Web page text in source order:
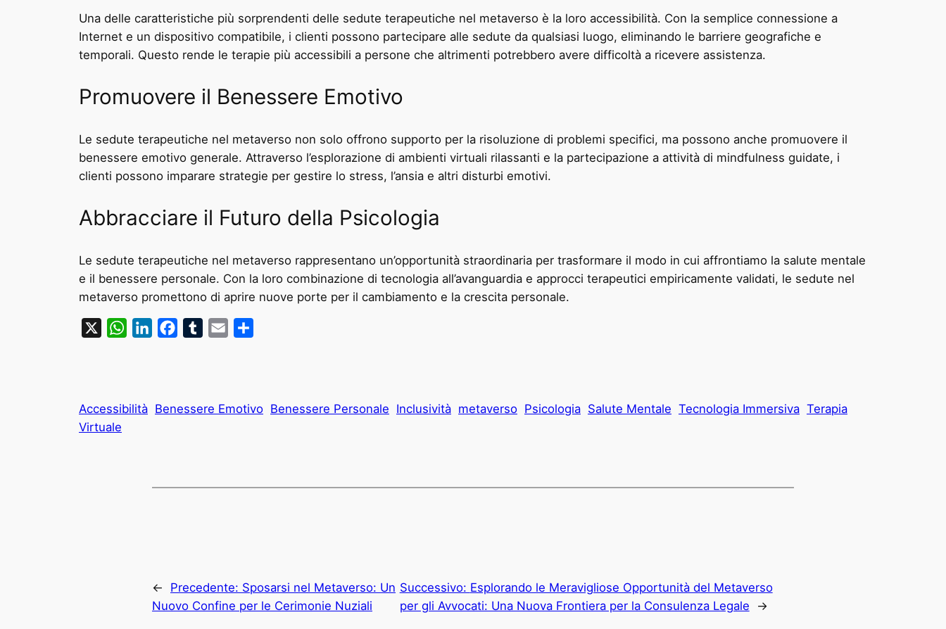
Una delle caratteristiche più sorprendenti delle sedute terapeutiche nel metaverso è la loro accessibilità. Con la semplice connessione a
Internet e un dispositivo compatibile, i clienti possono partecipare alle sedute da qualsiasi luogo, eliminando le barriere geografiche e
temporali. Questo rende le terapie più accessibili a persone che altrimenti potrebbero avere difficoltà a ricevere assistenza.
Promuovere il Benessere Emotivo
Le sedute terapeutiche nel metaverso non solo offrono supporto per la risoluzione di problemi specifici, ma possono anche promuovere il
benessere emotivo generale. Attraverso l’esplorazione di ambienti virtuali rilassanti e la partecipazione a attività di mindfulness guidate, i
clienti possono imparare strategie per gestire lo stress, l’ansia e altri disturbi emotivi.
Abbracciare il Futuro della Psicologia
Le sedute terapeutiche nel metaverso rappresentano un’opportunità straordinaria per trasformare il modo in cui affrontiamo la salute mentale
e il benessere personale. Con la loro combinazione di tecnologia all’avanguardia e approcci terapeutici empiricamente validati, le sedute nel
metaverso promettono di aprire nuove porte per il cambiamento e la crescita personale.
WhatsAppLinkedInFacebookTumblrEmail
Accessibilità Benessere Emotivo Benessere Personale Inclusività metaverso Psicologia Salute Mentale Tecnologia Immersiva Terapia
Virtuale
← Precedente: Sposarsi nel Metaverso: Un
Nuovo Confine per le Cerimonie Nuziali
Successivo: Esplorando le Meravigliose Opportunità del Metaverso
per gli Avvocati: Una Nuova Frontiera per la Consulenza Legale
→